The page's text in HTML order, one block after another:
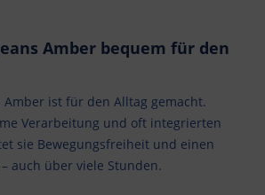
Amber bequem für den
Amber ist für den Alltag gemacht.
Verarbeitung und oft integrierten
sie Bewegungsfreiheit und einen
auch über viele Stunden.